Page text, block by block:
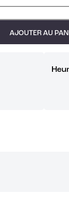
AJOUTER AU